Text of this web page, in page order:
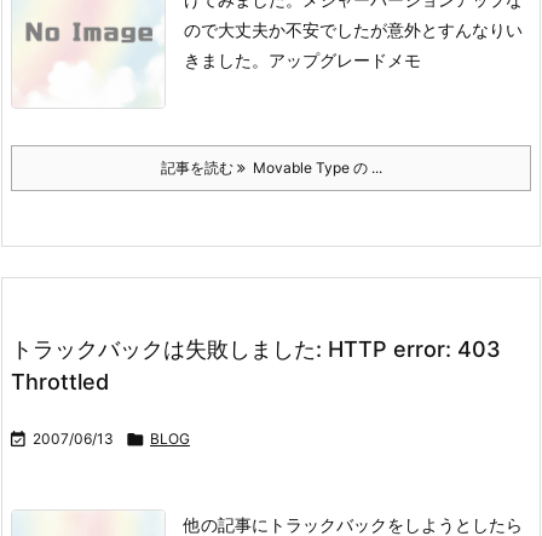
ので大丈夫か不安でしたが意外とすんなりい
きました。 アップグレードメモ
記事を読む Movable Type の ...
トラックバックは失敗しました: HTTP error: 403
Throttled
 2007/06/13  BLOG
他の記事にトラックバックをしようとしたら